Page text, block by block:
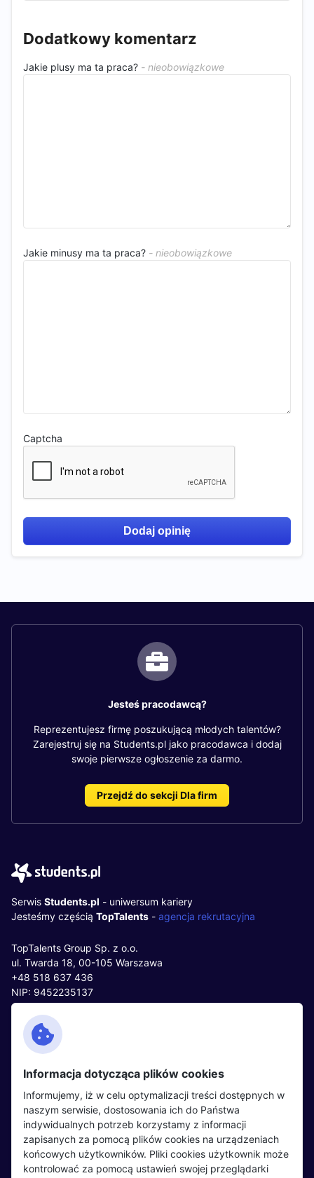
Dodatkowy komentarz
Jakie plusy ma ta praca?
Jakie minusy ma ta praca?
Captcha
Dodaj opinię
Jesteś pracodawcą?
Reprezentujesz firmę poszukującą młodych talentów?
Zarejestruj się na Students.pl jako pracodawca i dodaj
swoje pierwsze ogłoszenie za darmo.
Przejdź do sekcji Dla firm
Serwis Students.pl - uniwersum kariery
Jesteśmy częścią TopTalents - agencja rekrutacyjna
TopTalents Group Sp. z o.o.
ul. Twarda 18, 00-105 Warszawa
+48 518 637 436
NIP: 9452235137
Kontakt
Facebook
Twitter
LinkedIn
Partnerzy
Wydarzenia
Kandydaci
Regulamin kandydata
Pracodawcy
Regulamin pracodawcy
Informacja dotycząca plików cookies
Informujemy, iż w celu optymalizacji treści dostępnych w
naszym serwisie, dostosowania ich do Państwa
indywidualnych potrzeb korzystamy z informacji
zapisanych za pomocą plików cookies na urządzeniach
końcowych użytkowników. Pliki cookies użytkownik może
kontrolować za pomocą ustawień swojej przeglądarki